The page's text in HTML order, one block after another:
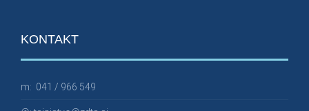
KONTAKT
m: 041 / 966 549